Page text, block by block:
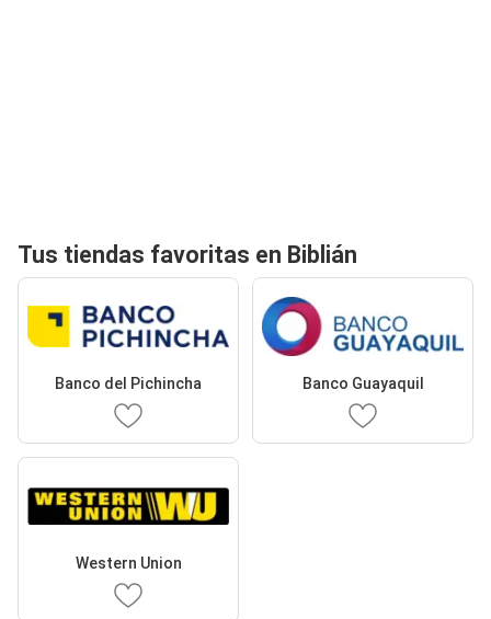
Tus tiendas favoritas en Biblián
Banco del Pichincha Banco Guayaquil
Western Union